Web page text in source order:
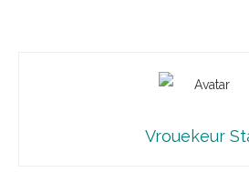
Vrouekeur